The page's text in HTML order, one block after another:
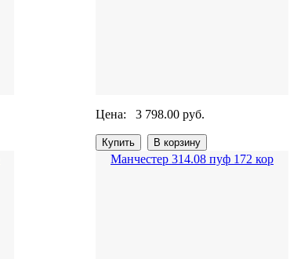
Цена: 3 798.00 руб.
Манчестер 314.08 пуф 172 кор